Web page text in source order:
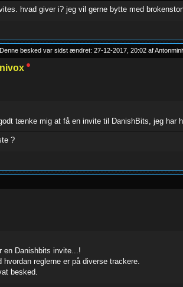
hvad giver i? jeg vil gerne bytte med
besked var sidst ændret: 27-12-2017, 20:02 af
tænke mig at få en invite til DanishBits, jeg
?
en Danishbits invite...!
reglerne er på diverse trackere.
besked.